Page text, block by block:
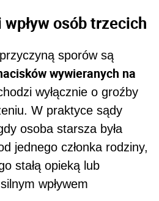
osób trzecich
sporów są
wywieranych na
wyłącznie o groźby
W praktyce sądy
osoba starsza była
jednego członka rodziny,
stałą opieką lub
wpływem